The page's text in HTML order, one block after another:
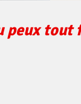
peux tout